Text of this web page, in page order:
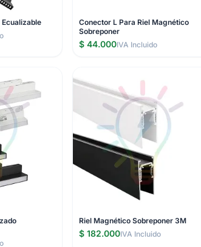
Conector L Para Riel Magnético
Sobreponer
$ 44.000IVA Incluido
Riel Magnético Sobreponer 3M
$ 182.000IVA Incluido